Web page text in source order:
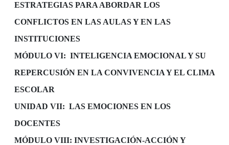
ESTRATEGIAS PARA ABORDAR LOS
CONFLICTOS EN LAS AULAS Y EN LAS
INSTITUCIONES
MÓDULO VI: INTELIGENCIA EMOCIONAL Y SU
REPERCUSIÓN EN LA CONVIVENCIA Y EL CLIMA
ESCOLAR
UNIDAD VII: LAS EMOCIONES EN LOS
DOCENTES
MÓDULO VIII: INVESTIGACIÓN-ACCIÓN Y